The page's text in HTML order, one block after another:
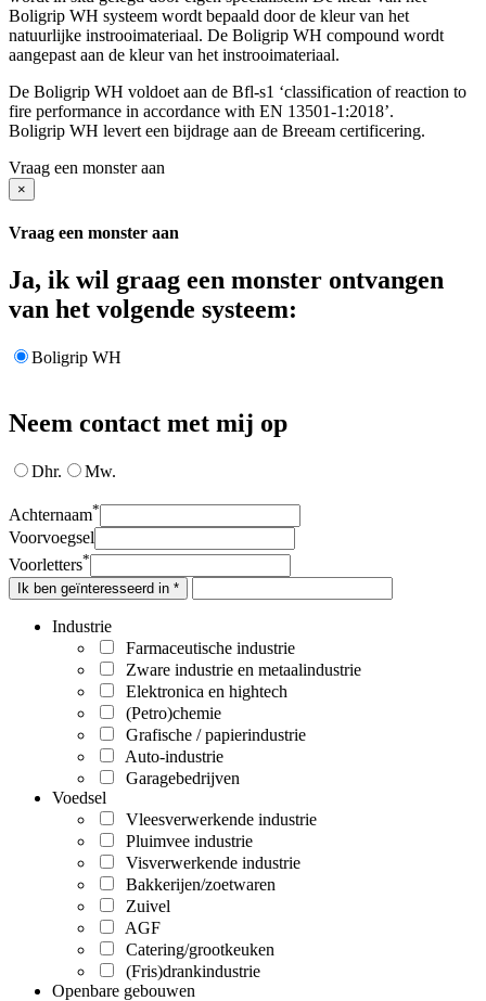
Boligrip WH systeem wordt bepaald door de kleur van het
natuurlijke instrooimateriaal. De Boligrip WH compound wordt
aangepast aan de kleur van het instrooimateriaal.
De Boligrip WH voldoet aan de Bfl-s1 ‘classification of reaction to
fire performance in accordance with EN 13501-1:2018’.
Boligrip WH levert een bijdrage aan de Breeam certificering.
Vraag een monster aan
×
Vraag een monster aan
Ja, ik wil graag een monster ontvangen
van het volgende systeem:
Boligrip WH
Neem contact met mij op
Dhr. Mw.
Achternaam*
Voorvoegsel
Voorletters*
Ik ben geïnteresseerd in *
Industrie
Farmaceutische industrie
Zware industrie en metaalindustrie
Elektronica en hightech
(Petro)chemie
Grafische / papierindustrie
Auto-industrie
Garagebedrijven
Voedsel
Vleesverwerkende industrie
Pluimvee industrie
Visverwerkende industrie
Bakkerijen/zoetwaren
Zuivel
AGF
Catering/grootkeuken
(Fris)drankindustrie
Openbare gebouwen